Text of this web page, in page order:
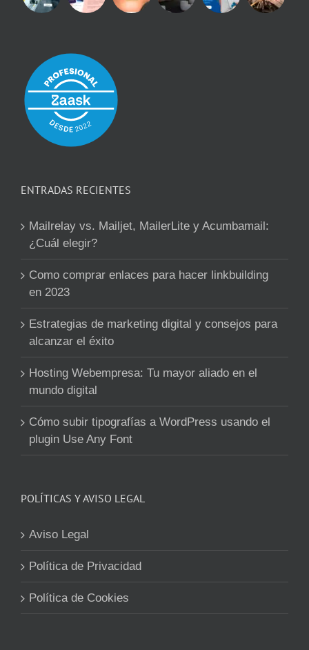
ENTRADAS RECIENTES
Mailrelay vs. Mailjet, MailerLite y Acumbamail:
¿Cuál elegir?
Como comprar enlaces para hacer linkbuilding
en 2023
Estrategias de marketing digital y consejos para
alcanzar el éxito
Hosting Webempresa: Tu mayor aliado en el
mundo digital
Cómo subir tipografías a WordPress usando el
plugin Use Any Font
POLÍTICAS Y AVISO LEGAL
Aviso Legal
Política de Privacidad
Política de Cookies